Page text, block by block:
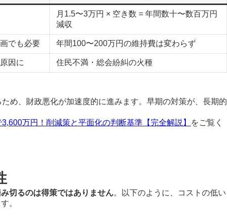
月1.5〜3万円 × 空き数 = 年間数十〜数百万円
減収
でも必要 年間100〜200万円の維持費は変わらず
因に 住民不満・総会紛糾の火種
ため、財政悪化が加速度的に進みます。早期の対策が、長期的
万円！削減策と平面化の判断基準【完全解説】
をご覧く
切るのは得策ではありません。以下のように、コストの低い
。